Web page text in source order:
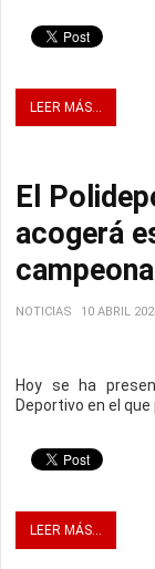
LEER MÁS...
El
acogerá
NOTICIAS 10 ABRIL
Hoy se ha
Deportivo en el
LEER MÁS...